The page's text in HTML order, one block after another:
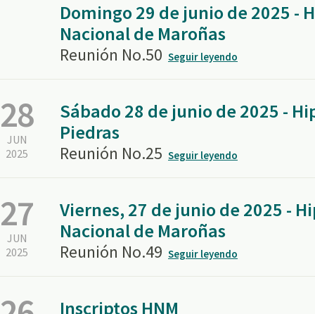
Domingo 29 de junio de 2025 -
Nacional de Maroñas
Reunión No.50 Seguir leyendo
28
JUN
2025
Sábado 28 de junio de 2025 -
Piedras
Reunión No.25 Seguir leyendo
27
JUN
2025
Viernes, 27 de junio de 2025 -
Nacional de Maroñas
Reunión No.49 Seguir leyendo
Inscriptos HNM